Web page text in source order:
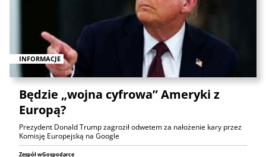
INFORMACJE
Będzie „wojna cyfrowa” Ameryki z
Europą?
Prezydent Donald Trump zagroził odwetem za nałożenie kary przez
Komisję Europejską na Google
Zespół wGospodarce